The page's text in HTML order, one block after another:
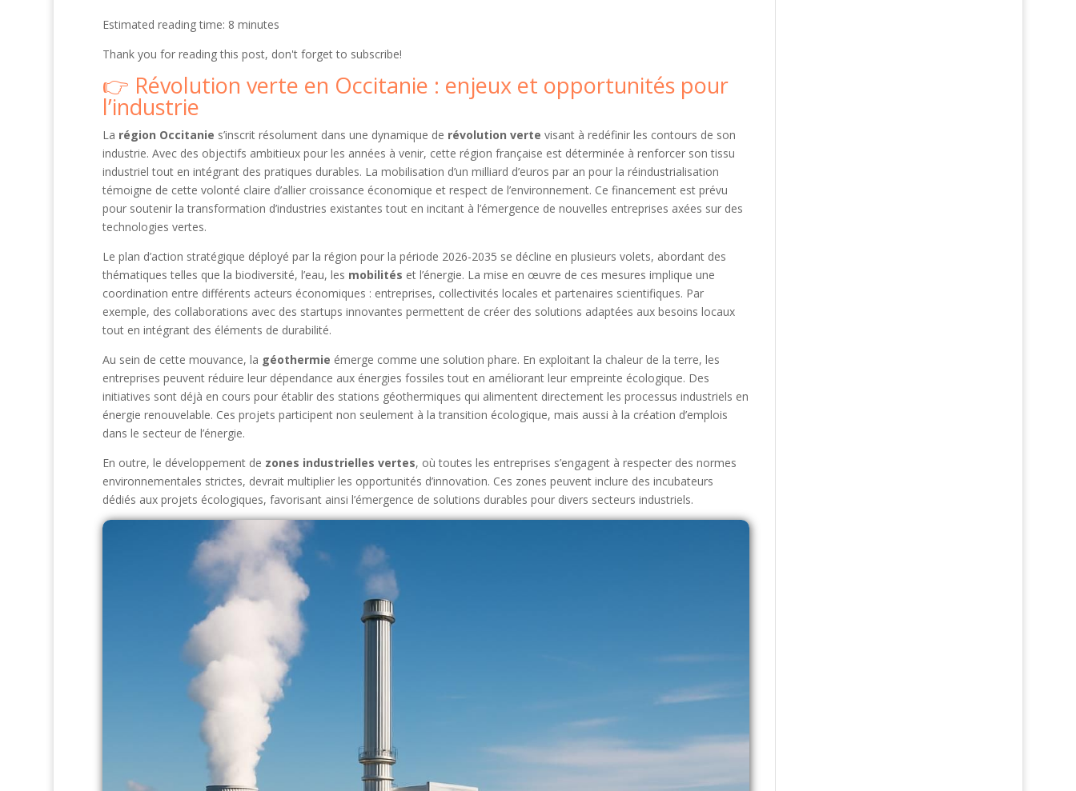
Estimated reading time: 8 minutes
Thank you for reading this post, don't forget to subscribe!
Révolution verte en Occitanie : enjeux et opportunités pour
l’industrie
La région Occitanie s’inscrit résolument dans une dynamique de révolution verte visant à redéfinir les contours de son
industrie. Avec des objectifs ambitieux pour les années à venir, cette région française est déterminée à renforcer son tissu
industriel tout en intégrant des pratiques durables. La mobilisation d’un milliard d’euros par an pour la réindustrialisation
témoigne de cette volonté claire d’allier croissance économique et respect de l’environnement. Ce financement est prévu
pour soutenir la transformation d’industries existantes tout en incitant à l’émergence de nouvelles entreprises axées sur des
technologies vertes.
Le plan d’action stratégique déployé par la région pour la période 2026-2035 se décline en plusieurs volets, abordant des
thématiques telles que la biodiversité, l’eau, les mobilités et l’énergie. La mise en œuvre de ces mesures implique une
coordination entre différents acteurs économiques : entreprises, collectivités locales et partenaires scientifiques. Par
exemple, des collaborations avec des startups innovantes permettent de créer des solutions adaptées aux besoins locaux
tout en intégrant des éléments de durabilité.
Au sein de cette mouvance, la géothermie émerge comme une solution phare. En exploitant la chaleur de la terre, les
entreprises peuvent réduire leur dépendance aux énergies fossiles tout en améliorant leur empreinte écologique. Des
initiatives sont déjà en cours pour établir des stations géothermiques qui alimentent directement les processus industriels en
énergie renouvelable. Ces projets participent non seulement à la transition écologique, mais aussi à la création d’emplois
dans le secteur de l’énergie.
En outre, le développement de zones industrielles vertes, où toutes les entreprises s’engagent à respecter des normes
environnementales strictes, devrait multiplier les opportunités d’innovation. Ces zones peuvent inclure des incubateurs
dédiés aux projets écologiques, favorisant ainsi l’émergence de solutions durables pour divers secteurs industriels.